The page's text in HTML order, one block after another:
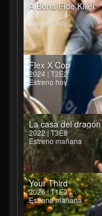
A Bona Fide Killer
2026 | T1E4
Estreno hoy
Flex X Cop
2024 | T2E2
Estreno hoy
La casa del dragón
2022 | T3E8
Estreno mañana
Your Third
2026 | T1E3
Estreno mañana